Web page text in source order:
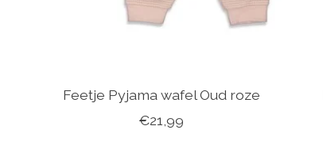
Feetje Pyjama wafel Oud roze
€21,99